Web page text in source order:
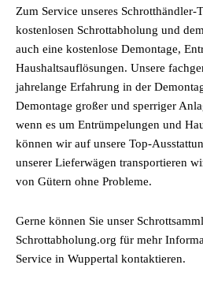
Zum Service unseres Schrotthändler-
kostenlosen Schrottabholung und
auch eine kostenlose Demontage,
Haushaltsauflösungen. Unsere
jahrelange Erfahrung in der
Demontage großer und sperriger
wenn es um Entrümpelungen und
können wir auf unsere Top-
unserer Lieferwägen transportieren
von Gütern ohne Probleme.
Gerne können Sie unser
Schrottabholung.org für mehr
Service in Wuppertal kontaktieren.